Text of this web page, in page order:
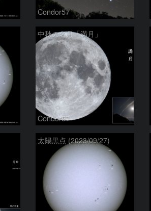
Condor57
中秋の名月「満月」
Condor57
太陽黒点 (2023/09/27)